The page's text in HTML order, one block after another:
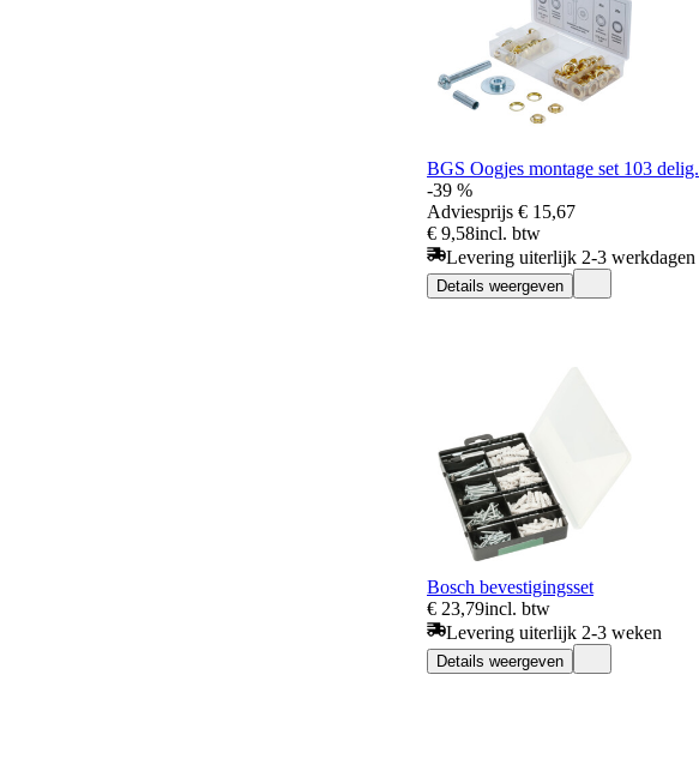
BGS Oogjes montage set 103 delig.
-39 %
Adviesprijs € 15,67
€ 9,58incl. btw
Levering uiterlijk 2-3 werkdagen
Details weergeven
Bosch bevestigingsset
€ 23,79incl. btw
Levering uiterlijk 2-3 weken
Details weergeven